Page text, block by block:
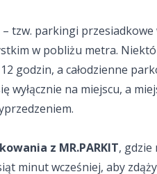
– tzw. parkingi
w pobliżu metra.
godzin, a całodzienne
wyłącznie na miejscu, a
z MR.PARKIT, gdzie
minut wcześniej, aby